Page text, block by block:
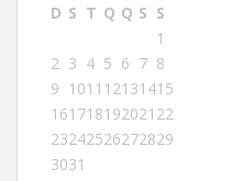
D S T Q Q S S
1
2 3 4 5 6 7 8
9 1011 12131415
161718192021 22
23242526272829
3031